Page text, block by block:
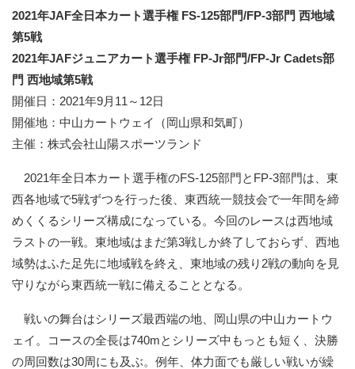
2021年JAF全日本カート選手権 FS-125部門/FP-3部門 西地域
第5戦
2021年JAFジュニアカート選手権 FP-Jr部門/FP-Jr Cadets部
門 西地域第5戦
開催日：2021年9月11～12日
開催地：中山カートウェイ（岡山県和気町）
主催：株式会社山陽スポーツランド
2021年全日本カート選手権のFS-125部門とFP-3部門は、東
西各地域で5戦ずつを行った後、東西統一競技会で一年間を締
めくくるシリーズ構成になっている。今回のレースは西地域
ラストの一戦。東地域はまだ第3戦しか終了しておらず、西地
域勢はふた足先に地域戦を終え、東地域の残り2戦の動向を見
守りながら東西統一戦に備えることとなる。
戦いの舞台はシリーズ最西端の地、岡山県の中山カートウ
ェイ。コースの全長は740mとシリーズ中もっとも短く、決勝
の周回数は30周にも及ぶ。例年、体力面でも厳しい戦いが繰